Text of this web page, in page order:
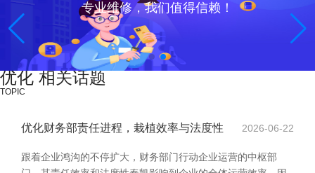
专业维修，我们值得信赖！
优化 相关话题
TOPIC
优化财务部责任进程，栽植效率与法度性 2026-06-22
跟着企业鸿沟的不停扩大，财务部门行动企业运营的中枢部